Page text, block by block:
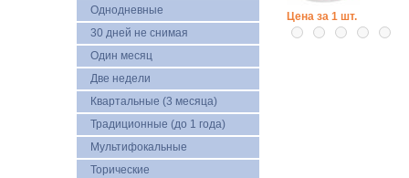
Однодневные
30 дней не снимая
Один месяц
Две недели
Квартальные (3 месяца)
Традиционные (до 1 года)
Мультифокальные
Торические
Цена за 1 шт.